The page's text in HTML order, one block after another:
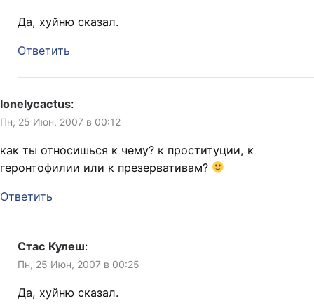
Да, хуйню сказал.
Ответить
lonelycactus:
Пн, 25 Июн, 2007 в 00:12
как ты относишься к чему? к проституции, к
геронтофилии или к презервативам?
Ответить
Стас Кулеш:
Пн, 25 Июн, 2007 в 00:25
Да, хуйню сказал.